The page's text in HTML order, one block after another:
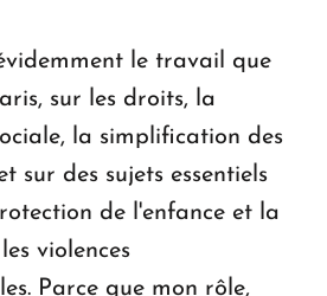
le travail que
sur les droits, la
la simplification des
sur des sujets essentiels
de l'enfance et la
violences
Parce que mon rôle,